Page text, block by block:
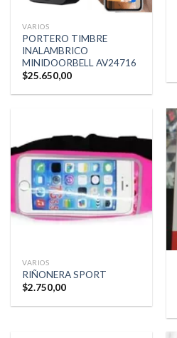
VARIOS
PORTERO TIMBRE
INALAMBRICO
MINIDOORBELL AV24716
$25.650,00
VARIOS
RIÑONERA SPORT
$2.750,00